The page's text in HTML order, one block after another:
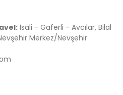
İsali - Gaferli - Avcılar, Bilal
Merkez/Nevşehir